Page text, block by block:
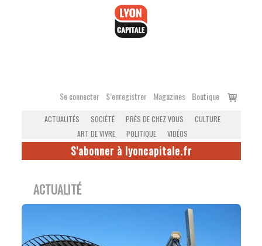
Se connecter S’enregistrer Magazines Boutique
Voir
ACTUALITÉS SOCIÉTÉ PRÈS DE CHEZ VOUS
CULTURE
ART DE VIVRE
POLITIQUE VIDÉOS
S'abonner à lyoncapitale.fr
ACTUALITÉ